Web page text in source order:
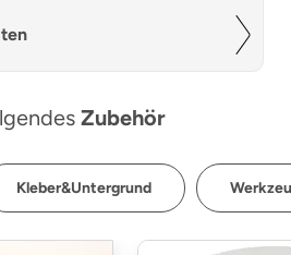
Zubehör
Kleber&Untergrund